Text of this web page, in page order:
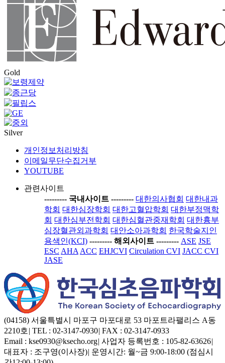
Gold
Silver
개인정보처리방침
이메일무단수집거부
YOUTUBE
관련사이트
--------- 국내사이트 --------- 대한의사협회 대한내과
학회 대한심장학회 대한고혈압학회 대한부정맥학
회 대한심부전학회 대한심혈관중재학회 대한흉부
심장혈관외과학회 대안소아과학회 한국학술지인
용색인(KCI) --------- 해외사이트 --------- ASE JSE
ESC AHA ACC EHJCVI Circulation CVI JACC CVI
JASE
(04158) 서울특별시 마포구 마포대로 53 마포트라팰리스 A동
2210호 | TEL : 02-3147-0930| FAX : 02-3147-0933
Email : kse0930@ksecho.org| 사업자 등록번호 : 105-82-63626|
대표자 : 조구영(이사장)| 운영시간: 월~금 9:00-18:00 (점심시